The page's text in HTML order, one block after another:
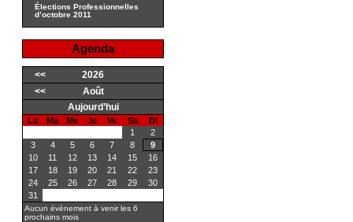
Élections Professionnelles
d’octobre 2011
Agenda
<<
2026
<<
Août
Aujourd’hui
Lu Ma Me Je Ve Sa
Di
1
2
3
4 5 6 7 8
9
10
11 12 13 14 15
16
17
18 19 20 21 22
23
24
25 26 27 28 29
30
31
Aucun évènement à venir les 6
prochains mois